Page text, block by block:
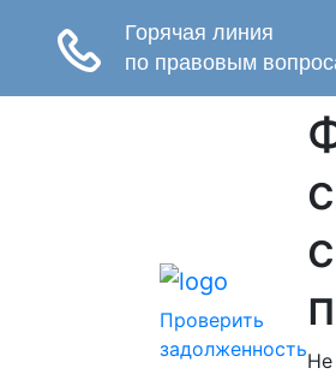
Проверить
задолженность